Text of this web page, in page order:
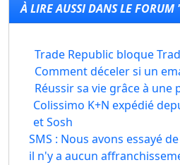
À LIRE AUSSI DANS LE
Trade Republic bloque
Comment déceler si un
Réussir sa vie grâce à une
Colissimo K+N expédié
et Sosh
SMS : Nous avons essayé
il n'y a aucun